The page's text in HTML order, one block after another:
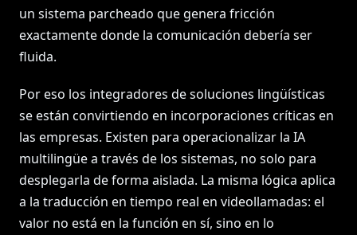
un sistema parcheado que genera fricción
exactamente donde la comunicación debería ser
fluida.
Por eso los integradores de soluciones lingüísticas
se están convirtiendo en incorporaciones críticas en
las empresas. Existen para operacionalizar la IA
multilingüe a través de los sistemas, no solo para
desplegarla de forma aislada. La misma lógica aplica
a la traducción en tiempo real en videollamadas: el
valor no está en la función en sí, sino en lo